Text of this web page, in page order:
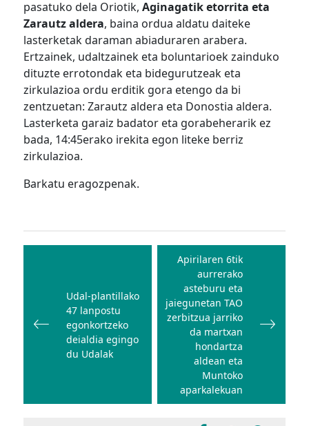
pasatuko dela Oriotik,Aginagatik etorrita eta
Zarautz aldera, baina ordua aldatu daiteke
lasterketak daraman abiaduraren arabera.
Ertzainek, udaltzainek eta boluntarioek zainduko
dituzte errotondak eta bidegurutzeak eta
zirkulazioa ordu erditik gora etengo da bi
zentzuetan: Zarautz aldera eta Donostia aldera.
Lasterketa garaiz badator eta gorabeherarik ez
bada, 14:45erako irekita egon liteke berriz
zirkulazioa.
Barkatu eragozpenak.
Bidalketetan
Udal-plantillako
47 lanpostu
egonkortzeko
deialdia egingo
du Udalak
Apirilaren 6tik
aurrerako
asteburu eta
jaiegunetan TAO
zerbitzua jarriko
da martxan
hondartza
aldean eta
Muntoko
aparkalekuan